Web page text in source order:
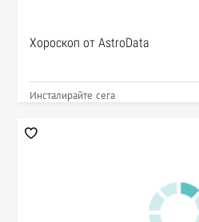
Хороскоп от AstroData
Инсталирайте сега